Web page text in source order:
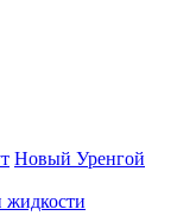
Новый Уренгой
жидкости